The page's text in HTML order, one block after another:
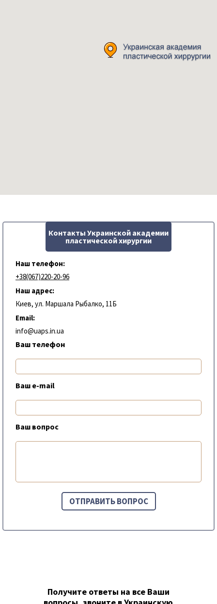
Контакты Украинской академии
пластической хирургии
Наш телефон:
+38(067)220-20-96
Наш адрес:
Киев, ул. Маршала Рыбалко, 11Б
Email:
info@uaps.in.ua
Ваш телефон
Ваш e-mail
Ваш вопрос
Получите ответы на все Ваши